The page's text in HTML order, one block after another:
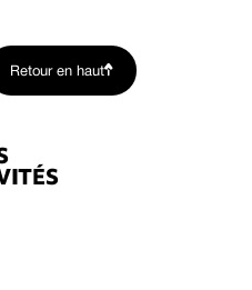
Retour en haut